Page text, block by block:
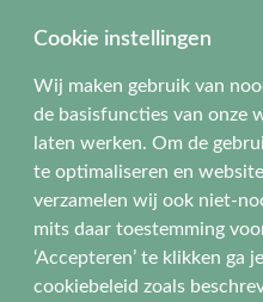
Cookie instellingen
Wij maken gebruik van
de basisfuncties van onze
laten werken. Om de
te optimaliseren en
verzamelen wij ook niet-
mits daar toestemming
‘Accepteren’ te klikken ga
cookiebeleid zoals